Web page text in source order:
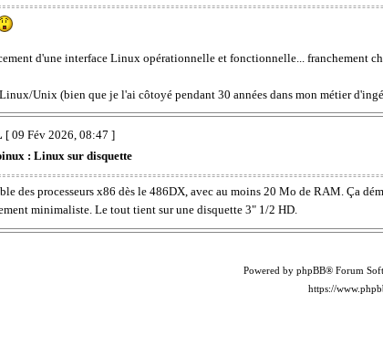
d'une interface Linux opérationnelle et fonctionnelle... franchement
Unix (bien que je l'ai côtoyé pendant 30 années dans mon métier
[ 09 Fév 2026, 08:47 ]
: Linux sur disquette
des processeurs x86 dès le 486DX, avec au moins 20 Mo de RAM. Ça
minimaliste. Le tout tient sur une disquette 3" 1/2 HD.
Powered by phpBB® Forum
https://